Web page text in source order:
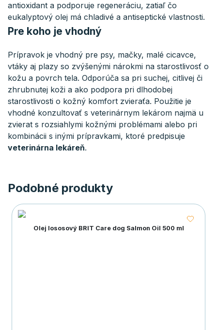
antioxidant a podporuje regeneráciu, zatiaľ čo
eukalyptový olej má chladivé a antiseptické vlastnosti.
Pre koho je vhodný
Prípravok je vhodný pre psy, mačky, malé cicavce,
vtáky aj plazy so zvýšenými nárokmi na starostlivosť o
kožu a povrch tela. Odporúča sa pri suchej, citlivej či
zhrubnutej koži a ako podpora pri dlhodobej
starostlivosti o kožný komfort zvieraťa. Použitie je
vhodné konzultovať s veterinárnym lekárom najmä u
zvierat s rozsiahlymi kožnými problémami alebo pri
kombinácii s inými prípravkami, ktoré predpisuje
veterinárna lekáreň.
Podobné produkty
Olej lososový BRIT Care dog Salmon Oil 500 ml